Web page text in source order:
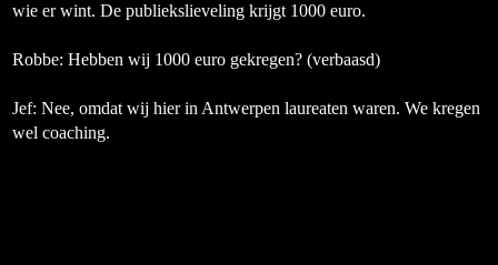
wie er wint. De publiekslieveling krijgt 1000 euro.
Robbe: Hebben wij 1000 euro gekregen? (verbaasd)
Jef: Nee, omdat wij hier in Antwerpen laureaten waren. We kregen
wel coaching.